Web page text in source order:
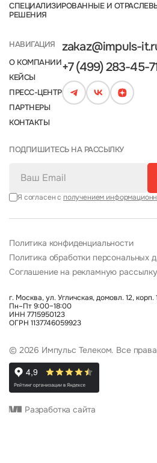
НАВИГАЦИЯ
О КОМПАНИИ
КЕЙСЫ
ПРЕСС-ЦЕНТР
ПАРТНЕРЫ
КОНТАКТЫ
zakaz@impuls-
+7 (499) 283-45-
СПЕЦИАЛИЗИРОВАННЫЕ И
РЕШЕНИЯ
ПОДПИШИТЕСЬ НА РАССЫЛКУ
Я согласен с получением
Политика конфиденциальности
Политика обработки персональных
Соглашение на рекламную рассылку
г. Москва, ул. Угличская, домовл. 12, корп. 1
Пн–Пт 9:00–18:00
ИНН 7715950123
ОГРН 1137746059923
© 2026 Импульс Телеком. Все
Разработка сайта